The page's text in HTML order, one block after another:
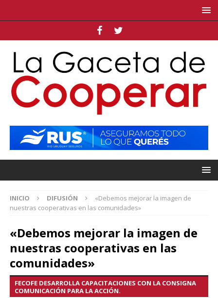
INICIO DIFUSIÓN
«Debemos mejorar la imagen de
nuestras cooperativas en las comunidades»
«Debemos mejorar la imagen de
nuestras cooperativas en las
comunidades»
FECOFE DESARROLLA CAPACITACIONES CON LA CONSIGNA
COMUNICACIÓN PARA LA ACCIÓN.